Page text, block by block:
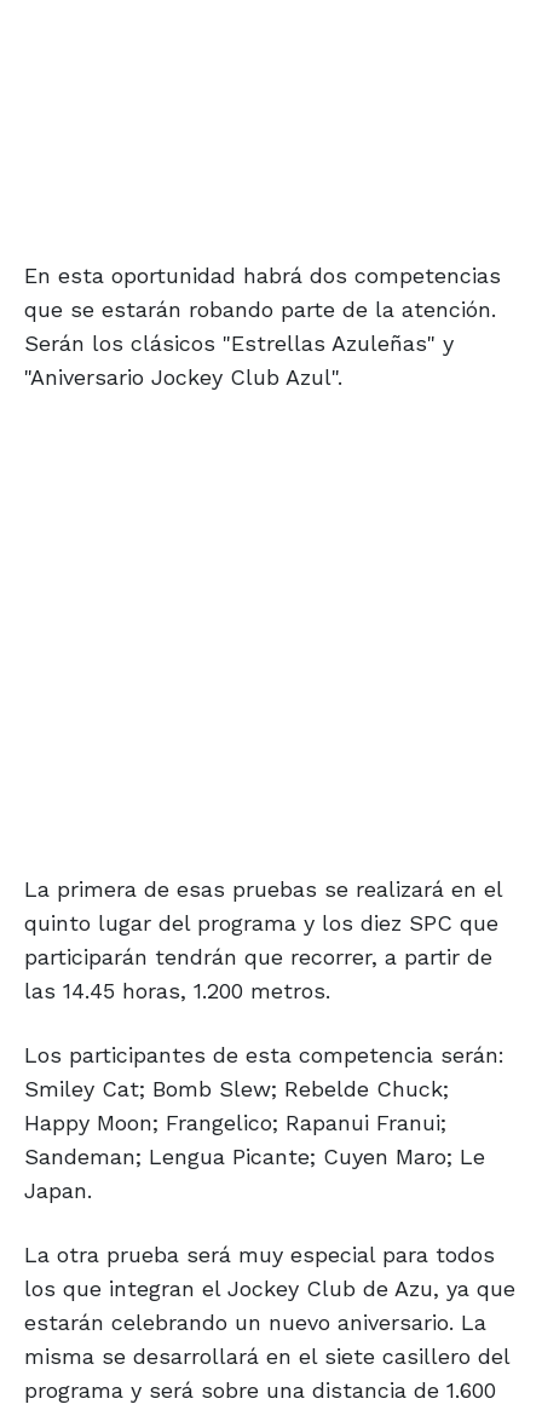
En esta oportunidad habrá dos competencias
que se estarán robando parte de la atención.
Serán los clásicos "Estrellas Azuleñas" y
"Aniversario Jockey Club Azul".
La primera de esas pruebas se realizará en el
quinto lugar del programa y los diez SPC que
participarán tendrán que recorrer, a partir de
las 14.45 horas, 1.200 metros.
Los participantes de esta competencia serán:
Smiley Cat; Bomb Slew; Rebelde Chuck;
Happy Moon; Frangelico; Rapanui Franui;
Sandeman; Lengua Picante; Cuyen Maro; Le
Japan.
La otra prueba será muy especial para todos
los que integran el Jockey Club de Azu, ya que
estarán celebrando un nuevo aniversario. La
misma se desarrollará en el siete casillero del
programa y será sobre una distancia de 1.600